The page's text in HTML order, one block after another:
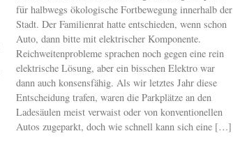
für halbwegs ökologische Fortbewegung innerhalb der
Stadt. Der Familienrat hatte entschieden, wenn schon
Auto, dann bitte mit elektrischer Komponente.
Reichweitenprobleme sprachen noch gegen eine rein
elektrische Lösung, aber ein bisschen Elektro war
dann auch konsensfähig. Als wir letztes Jahr diese
Entscheidung trafen, waren die Parkplätze an den
Ladesäulen meist verwaist oder von konventionellen
Autos zugeparkt, doch wie schnell kann sich eine […]